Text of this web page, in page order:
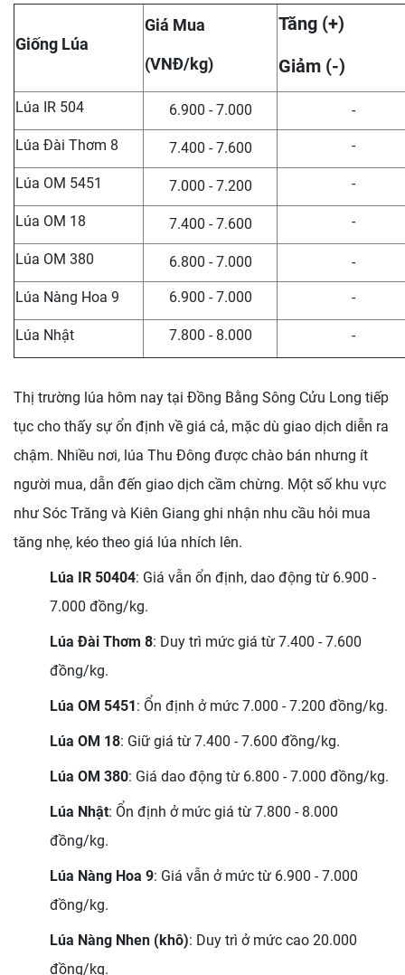
Giống Lúa
Giá Mua
(VNĐ/kg)
Tăng (+)
Giảm (-)
Lúa IR 504 6.900 - 7.000 -
Lúa Đài Thơm 8 7.400 - 7.600 -
Lúa OM 5451 7.000 - 7.200 -
Lúa OM 18 7.400 - 7.600 -
Lúa OM 380 6.800 - 7.000 -
Lúa Nàng Hoa 9 6.900 - 7.000 -
Lúa Nhật 7.800 - 8.000 -
Thị trường lúa hôm nay tại Đồng Bằng Sông Cửu Long tiếp
tục cho thấy sự ổn định về giá cả, mặc dù giao dịch diễn ra
chậm. Nhiều nơi, lúa Thu Đông được chào bán nhưng ít
người mua, dẫn đến giao dịch cầm chừng. Một số khu vực
như Sóc Trăng và Kiên Giang ghi nhận nhu cầu hỏi mua
tăng nhẹ, kéo theo giá lúa nhích lên.
Lúa IR 50404: Giá vẫn ổn định, dao động từ 6.900 -
7.000 đồng/kg.
Lúa Đài Thơm 8: Duy trì mức giá từ 7.400 - 7.600
đồng/kg.
Lúa OM 5451: Ổn định ở mức 7.000 - 7.200 đồng/kg.
Lúa OM 18: Giữ giá từ 7.400 - 7.600 đồng/kg.
Lúa OM 380: Giá dao động từ 6.800 - 7.000 đồng/kg.
Lúa Nhật: Ổn định ở mức giá từ 7.800 - 8.000
đồng/kg.
Lúa Nàng Hoa 9: Giá vẫn ở mức từ 6.900 - 7.000
đồng/kg.
Lúa Nàng Nhen (khô): Duy trì ở mức cao 20.000
đồng/kg.